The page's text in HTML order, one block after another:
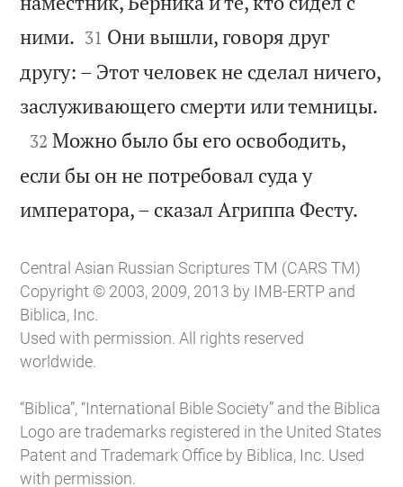
ними. 

31 Они вышли, говоря друг
другу: – Этот человек не сделал ничего,
заслуживающего смерти или темницы.

32 Можно было бы его освободить,
если бы он не потребовал суда у
императора, – сказал Агриппа Фесту.
Central Asian Russian Scriptures TM (CARS TM)
Copyright © 2003, 2009, 2013 by IMB-ERTP and
Biblica, Inc.
Used with permission. All rights reserved
worldwide.
“Biblica”, “International Bible Society” and the Biblica
Logo are trademarks registered in the United States
Patent and Trademark Office by Biblica, Inc. Used
with permission.